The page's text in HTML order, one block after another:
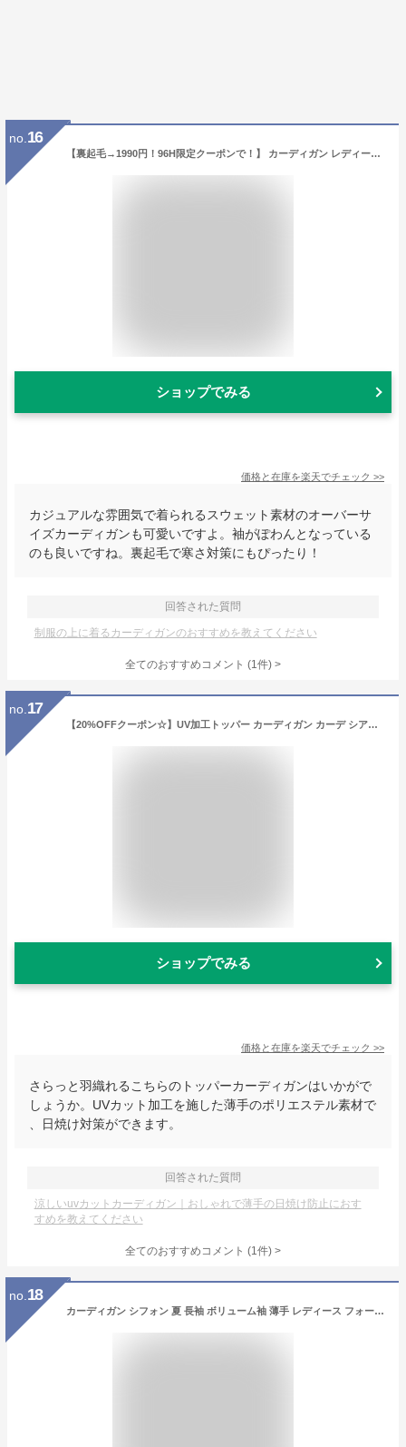
no. 16
【裏起毛→1990円！96H限定クーポンで！】 カーディガン レディース 裏起毛 極暖 あったか カーデ アウター 綿混 ゆったり スエット オーバーサイズ トップス スウェット カーデ 大きいサイズ 前ボタン 秋 冬 上着 羽織 [郵3]^v182^
ショップでみる
価格と在庫を楽天でチェック >>
カジュアルな雰囲気で着られるスウェット素材のオーバーサ
イズカーディガンも可愛いですよ。袖がぽわんとなっている
のも良いですね。裏起毛で寒さ対策にもぴったり！
回答された質問
制服の上に着るカーディガンのおすすめを教えてください
全てのおすすめコメント (1件) >
no. 17
【20%OFFクーポン☆】UV加工トッパー カーディガン カーデ シアーサマーカーディガン M L UVカット 紫外線対策 UV対策 日焼け防止 冷房対策 長袖 トップス アウター 羽織り カットソー 無地 白 黒 薄手 春 夏 ミリアンデニ
ショップでみる
価格と在庫を楽天でチェック >>
さらっと羽織れるこちらのトッパーカーディガンはいかがで
しょうか。UVカット加工を施した薄手のポリエステル素材で
、日焼け対策ができます。
回答された質問
涼しいuvカットカーディガン｜おしゃれで薄手の日焼け防止におす
すめを教えてください
全てのおすすめコメント (1件) >
no. 18
カーディガン シフォン 夏 長袖 ボリューム袖 薄手 レディース フォーマル 春 春夏 UVカット 前開き バルーン袖 美シルエット さらっと羽織れる シャツ シフォンシャツ Vネック ゆる サマー サマーカーデ 冷房対策 紫外線対策 前開き 大人可愛い